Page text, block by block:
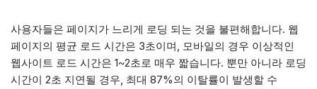
사용자들은 페이지가 느리게 로딩 되는 것을 불편해합니다. 웹
페이지의 평균 로드 시간은 3초이며, 모바일의 경우 이상적인
웹사이트 로드 시간은 1~2초로 매우 짧습니다. 뿐만 아니라 로딩
시간이 2초 지연될 경우, 최대 87%의 이탈률이 발생할 수